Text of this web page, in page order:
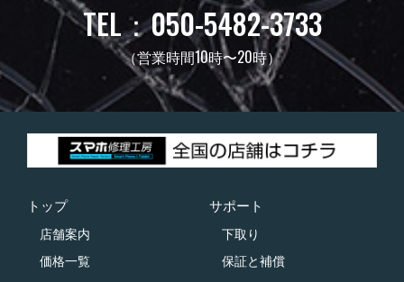
TEL：050-5482-3733
（営業時間10時〜20時）
トップ
店舗案内
価格一覧
サポート
下取り
保証と補償